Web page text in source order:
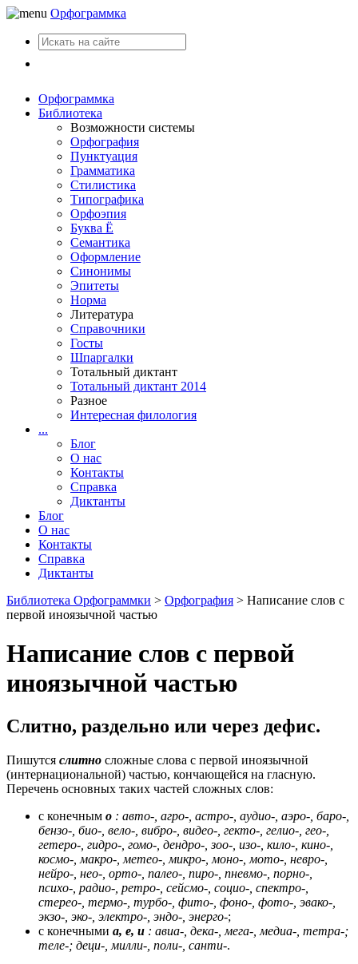
Орфограммка
Орфограммка
Библиотека
Возможности системы
Орфография
Пунктуация
Грамматика
Стилистика
Типографика
Орфоэпия
Буква Ё
Семантика
Оформление
Синонимы
Эпитеты
Норма
Литература
Справочники
Госты
Шпаргалки
Тотальный диктант
Тотальный диктант 2014
Разное
Интересная филология
...
Блог
О нас
Контакты
Справка
Диктанты
Блог
О нас
Контакты
Справка
Диктанты
Библиотека Орфограммки > Орфография > Написание слов с
первой иноязычной частью
Написание слов с первой
иноязычной частью
Слитно, раздельно или через дефис.
Пишутся слитно сложные слова с первой иноязычной
(интернациональной) частью, кончающейся на гласную.
Перечень основных таких частей сложных слов:
с конечным о : авто-, агро-, астро-, аудио-, аэро-, баро-,
бензо-, био-, вело-, вибро-, видео-, гекто-, гелио-, гео-,
гетеро-, гидро-, гомо-, дендро-, зоо-, изо-, кило-, кино-,
космо-, макро-, метео-, микро-, моно-, мото-, невро-,
нейро-, нео-, орто-, палео-, пиро-, пневмо-, порно-,
психо-, радио-, ретро-, сейсмо-, социо-, спектро-,
стерео-, термо-, турбо-, фито-, фоно-, фото-, эвако-,
экзо-, эко-, электро-, эндо-, энерго-;
с конечными а, е, и : авиа-, дека-, мега-, медиа-, тетра-;
теле-; деци-, милли-, поли-, санти-.